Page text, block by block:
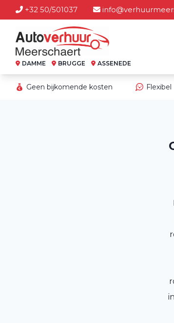
+32 50/501037
DAMME BRUGGE ASSENEDE
Geen bijkomende kosten Flexibel